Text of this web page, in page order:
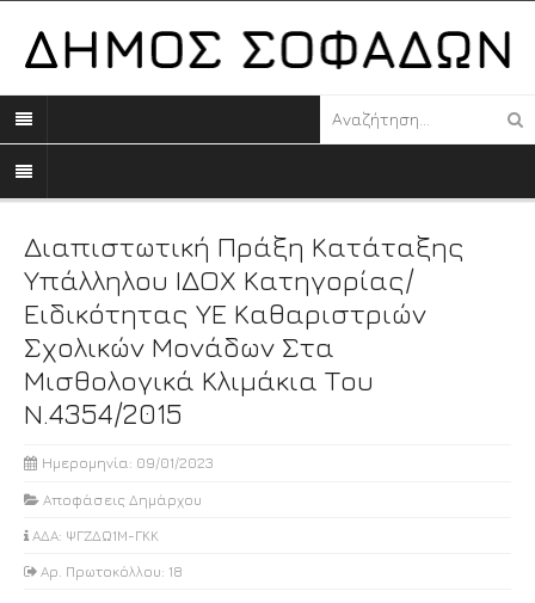
Διαπιστωτική Πράξη Κατάταξης
Υπάλληλου ΙΔΟΧ Κατηγορίας/
Ειδικότητας ΥΕ Καθαριστριών
Σχολικών Μονάδων Στα
Μισθολογικά Κλιμάκια Του
Ν.4354/2015
Ημερομηνία: 09/01/2023
Αποφάσεις Δημάρχου
ΑΔΑ: ΨΓΖΔΩ1Μ-ΓΚΚ
Αρ. Πρωτοκόλλου: 18